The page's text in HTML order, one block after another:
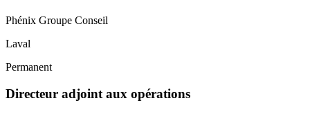
Phénix Groupe Conseil
Laval
Permanent
Directeur adjoint aux opérations